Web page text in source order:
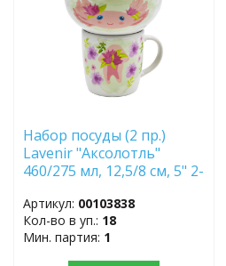
Набор посуды (2 пр.)
Lavenir "Аксолотль"
460/275 мл, 12,5/8 см, 5" 2-
Артикул: 00103838
Кол-во в уп.: 18
Мин. партия: 1